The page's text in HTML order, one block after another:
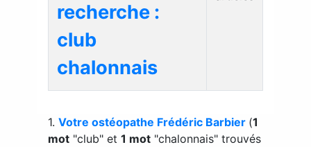
recherche :
club
chalonnais
1. Votre ostéopathe Frédéric Barbier (1
mot "club" et 1 mot "chalonnais" trouvés